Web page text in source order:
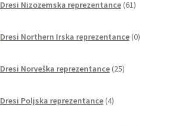
Dresi Nizozemska reprezentance 61izdelkov
Dresi Northern Irska reprezentance 0izdelkov
Dresi Norveška reprezentance 25izdelkov
Dresi Poljska reprezentance 4izdelki